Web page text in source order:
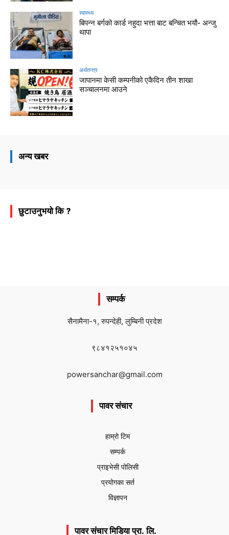
स्वास्थ्य
बिपन्न बर्गको कार्ड नहुदा भत्ता बाट बन्चित भयौ- अन्जु
थापा
अर्थतन्त्र
जापानमा केसी कम्पनीको एकैदिन तीन शाखा
सञ्चालनमा आउने
अन्य खबर
छुटाउनुभयो कि ?
सम्पर्क
सैनामैना-१, रुपन्देही, लुम्बिनी प्रदेश
९८४१२५१०४५
powersanchar@gmail.com
पावर संचार
हाम्रो टिम
सम्पर्क
प्राइभेसी पोलिसी
प्रयोगका सर्त
विज्ञापन
पावर संचार मिडिया प्रा. लि.